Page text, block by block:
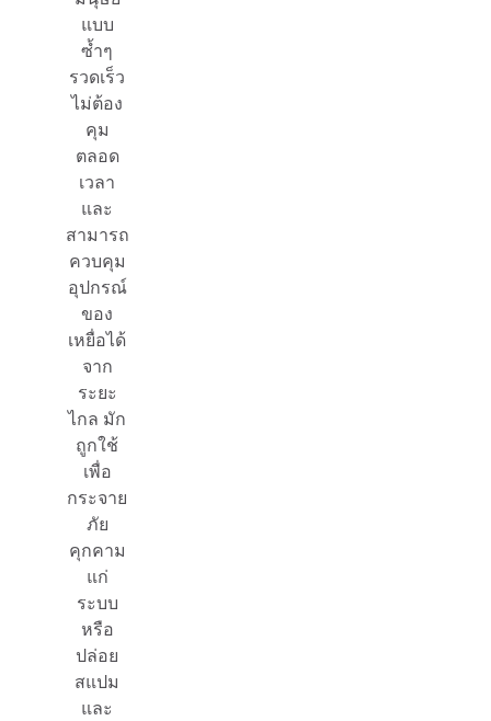
แบบ
ซ้ำๆ
รวดเร็ว
ไม่ต้อง
คุม
ตลอด
เวลา
และ
สามารถ
ควบคุม
อุปกรณ์
ของ
เหยื่อได้
จาก
ระยะ
ไกล มัก
ถูกใช้
เพื่อ
กระจาย
ภัย
คุกคาม
แก่
ระบบ
หรือ
ปล่อย
สแปม
และ